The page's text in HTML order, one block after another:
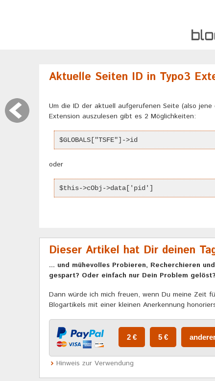
Aktuelle Seiten ID in Typo3
Um die ID der aktuell aufgerufenen Seite (also
Extension auszulesen gibt es 2 Möglichkeiten:
$GLOBALS["TSFE"]->id
oder
$this->cObj->data['pid']
Dieser Artikel hat Dir deinen
... und mühevolles Probieren, Recherchieren
gespart? Oder einfach nur Dein Problem gelöst?
Dann würde ich mich freuen, wenn Du meine Zeit
Blogartikels mit einer kleinen Anerkennung
Hinweis zur Verwendung